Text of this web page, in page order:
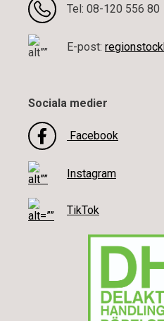
Tel: 08-120 556 80
E-post:
Sociala medier
Facebook
Instagram
TikTok